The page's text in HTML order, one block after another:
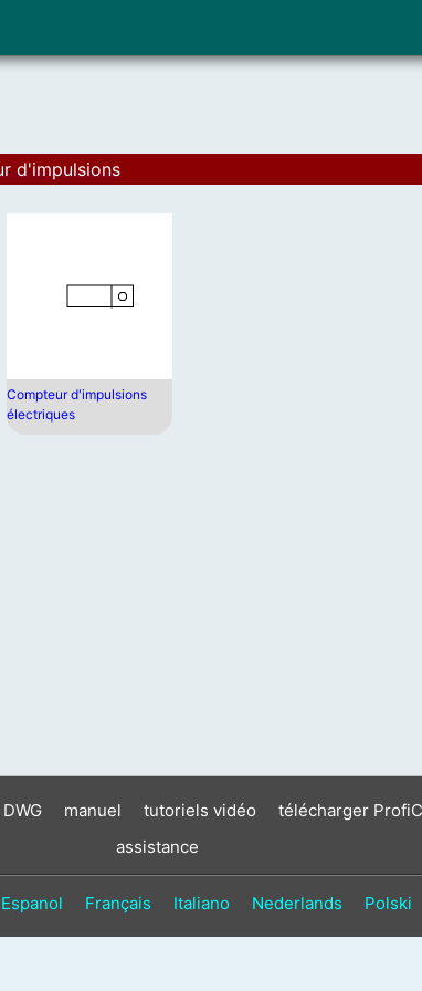
d'impulsions
Compteur d'impulsions
électriques
manuel tutoriels vidéo télécharger
assistance
Espanol Français Italiano Nederlands Polski